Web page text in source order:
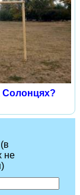
Солонцях?
не